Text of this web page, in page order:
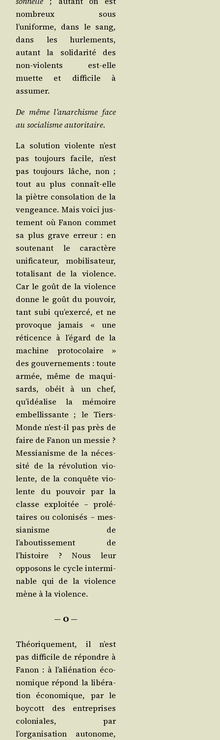
nom­breux sous
l’uniforme, dans le sang,
dans les hur­le­ments,
autant la soli­da­ri­té des
non-vio­lents est-elle
muette et dif­fi­cile à
assumer.
De même l’anarchisme face
au socia­lisme auto­ri­taire.
La solu­tion vio­lente n’est
pas tou­jours facile, n’est
pas tou­jours lâche, non ;
tout au plus connaît-elle
la piètre conso­la­tion de la
ven­geance. Mais voi­ci jus­
te­ment où Fanon com­met
sa plus grave erreur : en
sou­te­nant le carac­tère
uni­fi­ca­teur, mobi­li­sa­teur,
tota­li­sant de la vio­lence.
Car le goût de la vio­lence
donne le goût du pou­voir,
tant subi qu’exercé, et ne
pro­voque jamais « une
réti­cence à l’égard de la
machine pro­to­co­laire »
des gou­ver­ne­ments : toute
armée, même de maqui­
sards, obéit à un chef,
qu’idéalise la mémoire
embel­lis­sante ; le Tiers-
Monde n’est-il pas près de
faire de Fanon un mes­sie ?
Mes­sia­nisme de la néces­
si­té de la révo­lu­tion vio­
lente, de la conquête vio­
lente du pou­voir par la
classe exploi­tée – pro­lé­
taires ou colo­ni­sés – mes­
sia­nisme de
l’aboutissement de
l’histoire ? Nous leur
oppo­sons le cycle inter­mi­
nable qui de la vio­lence
mène à la violence.
― O ―
Théo­ri­que­ment, il n’est
pas dif­fi­cile de répondre à
Fanon : à l’aliénation éco­
no­mique répond la libé­ra­
tion éco­no­mique, par le
boy­cott des entre­prises
colo­niales, par
l’organisation auto­nome,